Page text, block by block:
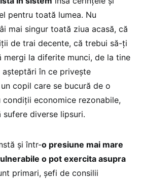
pentru toată lumea. Nu
mai singur toată ziua acasă, că
de trai decente, că trebui să-ți
la diferite munci, de la tine
așteptări în ce privește
copil care se bucură de o
economice rezonabile,
diverse lipsuri.
și într-o presiune mai mare
o pot exercita asupra
primari, șefi de consilii